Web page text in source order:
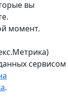
вы
момент.
сервисом
.